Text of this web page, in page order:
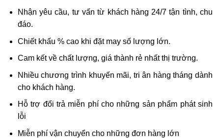
Nhận yêu cầu, tư vấn từ khách hàng 24/7 tận tình, chu
đáo.
Chiết khấu % cao khi đặt may số lượng lớn.
Cam kết về chất lượng, giá thành rẻ nhất thị trường.
Nhiều chương trình khuyến mãi, tri ân hàng tháng dành
cho khách hàng.
Hỗ trợ đổi trả miễn phí cho những sản phẩm phát sinh
lỗi
Miễn phí vận chuyển cho những đơn hàng lớn